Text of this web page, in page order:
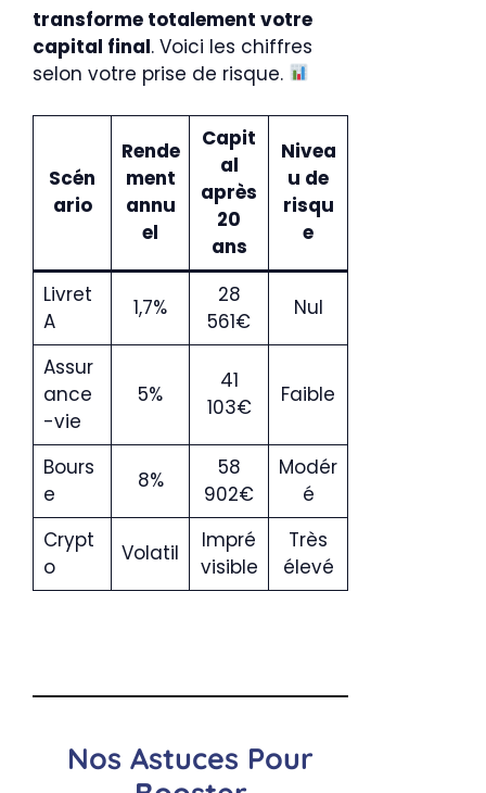
transforme totalement votre
capital final. Voici les chiffres
selon votre prise de risque.
Scén
ario
Rende
ment
annu
el
Capit
al
après
20
ans
Nivea
u de
risqu
e
Livret
A
1,7%
28
561€
Nul
Assur
ance
-vie
5%
41
103€
Faible
Bours
e
8%
58
902€
Modér
é
Crypt
o
Volatil
Impré
visible
Très
élevé
Nos Astuces Pour